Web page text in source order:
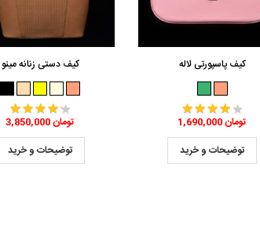
کیف پاسپورتی لاله
1,690,000 تومان
توضیحات و خرید
کیف دستی زنانه مینو
3,850,000 تومان
توضیحات و خرید